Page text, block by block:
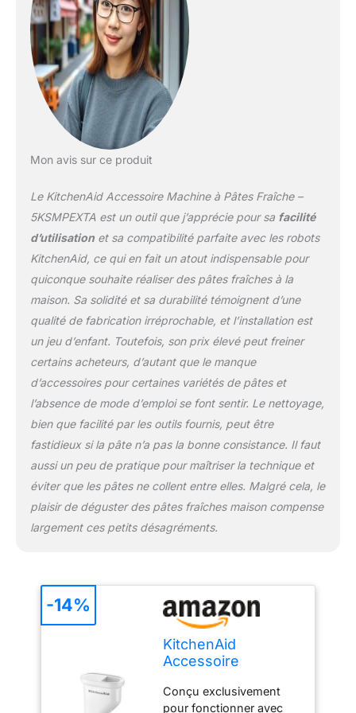
grands, Fil coupe-pâte
intégré : Pour une
maîtrise totale de la
longueur des pâtes
Brosse de nettoyage en
acier inoxydable : Pour
faciliter l’élimination de la
(spaghettis, bocatini,
rigatoni, fusilli, ou
macaronis petits ou
grands), brosse de
nettoyage, poussoir et
coffret de rangement à
päte.
Mon avis sur ce produit
Le KitchenAid Accessoire Machine à Pâtes Fraîche –
5KSMPEXTA est un outil que j’apprécie pour sa facilité
d’utilisationet sa compatibilité parfaite avec les robots
KitchenAid, ce qui en fait un atout indispensable pour
quiconque souhaite réaliser des pâtes fraîches à la
maison. Sa solidité et sa durabilité témoignent d’une
qualité de fabrication irréprochable, et l’installation est
un jeu d’enfant. Toutefois, son prix élevé peut freiner
certains acheteurs, d’autant que le manque
d’accessoires pour certaines variétés de pâtes et
l’absence de mode d’emploi se font sentir. Le nettoyage,
bien que facilité par les outils fournis, peut être
fastidieux si la pâte n’a pas la bonne consistance. Il faut
aussi un peu de pratique pour maîtriser la technique et
éviter que les pâtes ne collent entre elles. Malgré cela, le
plaisir de déguster des pâtes fraîches maison compense
largement ces petits désagréments.
KitchenAid
Accessoire
Fraîche -
Conçu exclusivement
pour fonctionner avec
-14%